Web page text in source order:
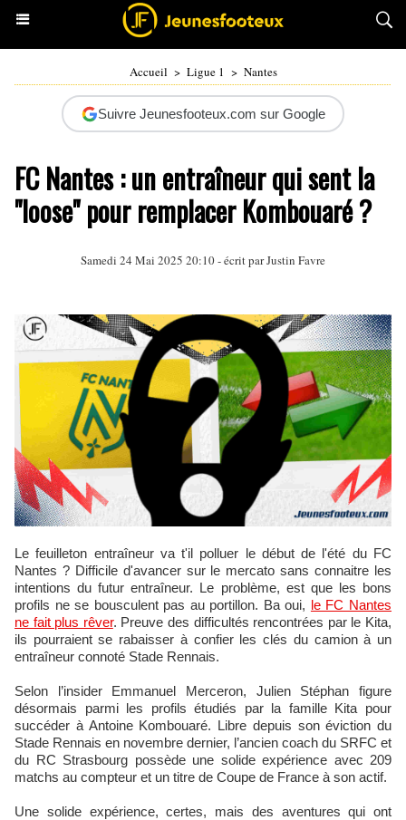
Accueil > Ligue 1 > Nantes
Suivre Jeunesfooteux.com sur Google
FC Nantes : un entraîneur qui sent la
"loose" pour remplacer Kombouaré ?
Samedi 24 Mai 2025 20:10 - écrit parJustin Favre
Le feuilleton entraîneur va t'il polluer le début de l'été du FC
Nantes ? Difficile d'avancer sur le mercato sans connaitre les
intentions du futur entraîneur. Le problème, est que les bons
profils ne se bousculent pas au portillon. Ba oui, le FC Nantes
ne fait plus rêver. Preuve des difficultés rencontrées par le Kita,
ils pourraient se rabaisser à confier les clés du camion à un
entraîneur connoté Stade Rennais.
Selon l’insider Emmanuel Merceron, Julien Stéphan figure
désormais parmi les profils étudiés par la famille Kita pour
succéder à Antoine Kombouaré. Libre depuis son éviction du
Stade Rennais en novembre dernier, l’ancien coach du SRFC et
du RC Strasbourg possède une solide expérience avec 209
matchs au compteur et un titre de Coupe de France à son actif.
Une solide expérience, certes, mais des aventures qui ont